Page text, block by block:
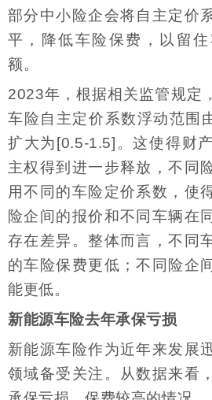
部分中小险企会将自主定价
平，降低车险保费，以留
额。
2023年，根据相关监管规定
车险自主定价系数浮动范围
扩大为[0.5-1.5]。这使得财
主权得到进一步释放，不同
用不同的车险定价系数，使
险企间的报价和不同车辆在
存在差异。整体而言，不同
的车险保费更低；不同险企
能更低。
新能源车险去年承保亏损
新能源车险作为近年来发展
领域备受关注。从数据来看